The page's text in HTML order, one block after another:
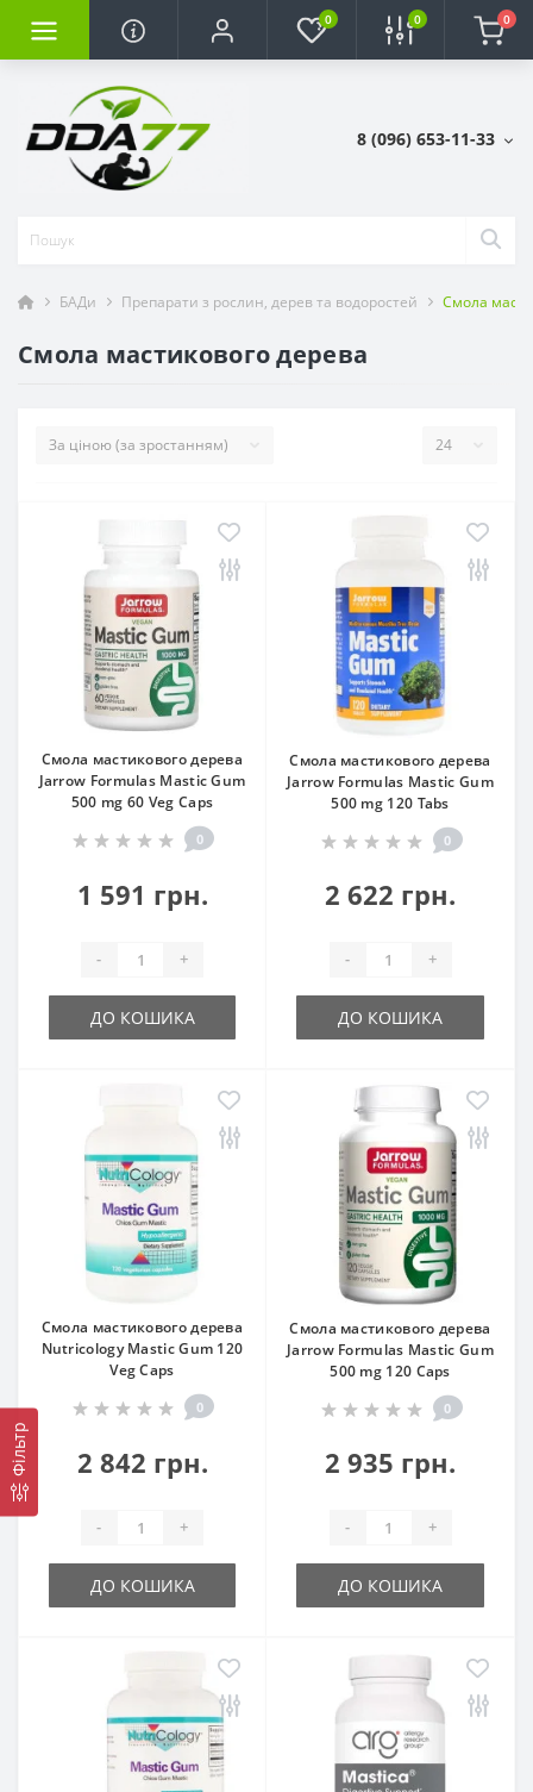
0 0 0
8 (096) 653-11-33
БАДи Препарати з рослин, дерев та водоростей Смола
Смола мастикового дерева
Фільтр
Смола мастикового дерева
Jarrow Formulas Mastic Gum
500 mg 60 Veg Caps
0
1 591 грн.
- +
ДО КОШИКА
Смола мастикового дерева
Jarrow Formulas Mastic Gum
500 mg 120 Tabs
0
2 622 грн.
- +
ДО КОШИКА
Смола мастикового дерева
Nutricology Mastic Gum 120
Veg Caps
0
2 842 грн.
- +
ДО КОШИКА
Смола мастикового дерева
Jarrow Formulas Mastic Gum
500 mg 120 Caps
0
2 935 грн.
- +
ДО КОШИКА